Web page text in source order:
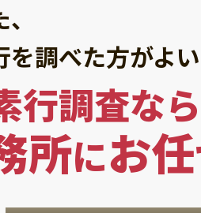
を調べた方がよ
行調査なら
所にお